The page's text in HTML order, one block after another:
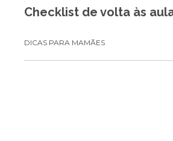
Checklist de volta às
DICAS PARA MAMÃES